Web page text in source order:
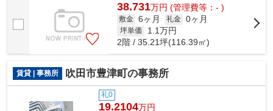
38.731万円 (管理費等：- )
敷金 6ヶ月 礼金 0ヶ月
坪単価 1.1万円
2階 / 35.21坪(116.39㎡)
賃貸 | 事務所 吹田市豊津町の事務所
礼0
19.2104万円